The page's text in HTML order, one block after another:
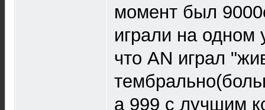
момент был
играли на одном
что AN играл
а 999 с лучшим